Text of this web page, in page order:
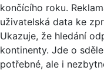
končícího roku.
uživatelská data ke
Ukazuje, že hledání
kontinenty. Jde o
potřebné, ale i